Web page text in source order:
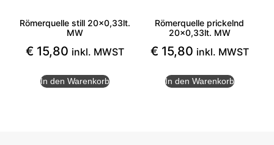
Römerquelle still 20×0,33lt.
MW
€ 15,80 inkl. MWST
In den Warenkorb
Römerquelle prickelnd
20×0,33lt. MW
€ 15,80 inkl. MWST
In den Warenkorb